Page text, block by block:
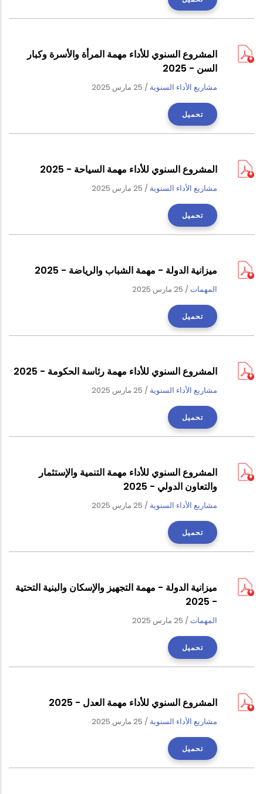
المشروع السنوي للأداء مهمة المرأة والأسرة وكبار
السن - 2025
مشاريع الأداء السنوية / 25 مارس 2025
تحميل
المشروع السنوي للأداء مهمة السياحة - 2025
مشاريع الأداء السنوية / 25 مارس 2025
تحميل
ميزانية الدولة - مهمة الشباب والرياضة - 2025
المهمات/ 25 مارس 2025
تحميل
المشروع السنوي للأداء مهمة رئاسة الحكومة - 2025
مشاريع الأداء السنوية / 25 مارس 2025
تحميل
المشروع السنوي للأداء مهمة التنمية والإستثمار
والتعاون الدولي - 2025
مشاريع الأداء السنوية / 25 مارس 2025
تحميل
ميزانية الدولة - مهمة التجهيز والإسكان والبنية التحتية
- 2025
المهمات/ 25 مارس 2025
تحميل
المشروع السنوي للأداء مهمة العدل - 2025
مشاريع الأداء السنوية / 25 مارس 2025
تحميل